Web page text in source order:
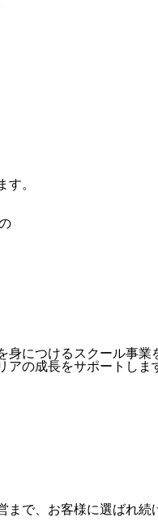
す。
につけるスクール事業
の成長をサポートしま
で、お客様に選ばれ